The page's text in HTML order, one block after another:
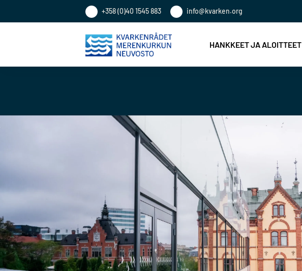
+358 (0)40 1545 883 info@kvarken.org
HANKKEET JA ALOITTEET